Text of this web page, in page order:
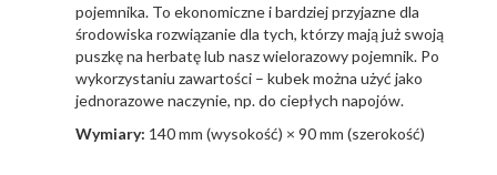
pojemnika. To ekonomiczne i bardziej przyjazne dla
środowiska rozwiązanie dla tych, którzy mają już swoją
puszkę na herbatę lub nasz wielorazowy pojemnik. Po
wykorzystaniu zawartości – kubek można użyć jako
jednorazowe naczynie, np. do ciepłych napojów.
Wymiary: 140 mm (wysokość) × 90 mm (szerokość)